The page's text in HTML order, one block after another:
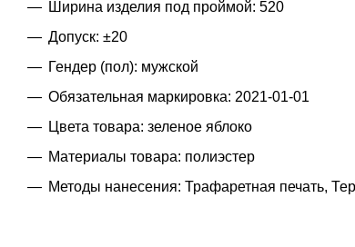
Ширина изделия под проймой: 520
Допуск: ±20
Гендер (пол): мужской
Обязательная маркировка: 2021-01-01
Цвета товара: зеленое яблоко
Материалы товара: полиэстер
Методы нанесения: Трафаретная печать,